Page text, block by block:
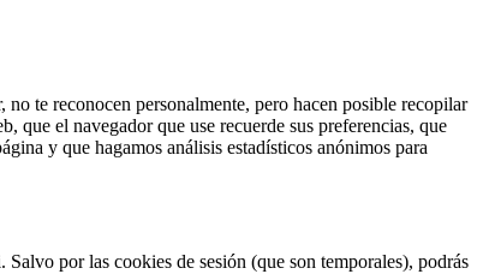
te reconocen personalmente, pero hacen posible recopilar
que el navegador que use recuerde sus preferencias, que
y que hagamos análisis estadísticos anónimos para
por las cookies de sesión (que son temporales), podrás